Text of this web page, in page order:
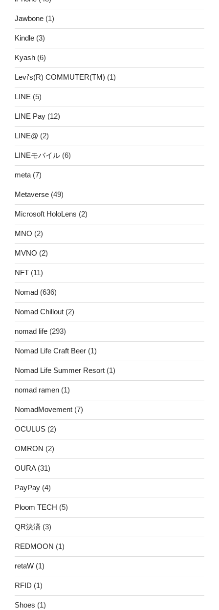
Jawbone (1)
Kindle (3)
Kyash (6)
Levi's(R) COMMUTER(TM) (1)
LINE (5)
LINE Pay (12)
LINE@ (2)
LINEモバイル (6)
meta (7)
Metaverse (49)
Microsoft HoloLens (2)
MNO (2)
MVNO (2)
NFT (11)
Nomad (636)
Nomad Chillout (2)
nomad life (293)
Nomad Life Craft Beer (1)
Nomad Life Summer Resort (1)
nomad ramen (1)
NomadMovement (7)
OCULUS (2)
OMRON (2)
OURA(31)
PayPay (4)
Ploom TECH (5)
QR決済 (3)
REDMOON (1)
retaW (1)
RFID (1)
Shoes (1)